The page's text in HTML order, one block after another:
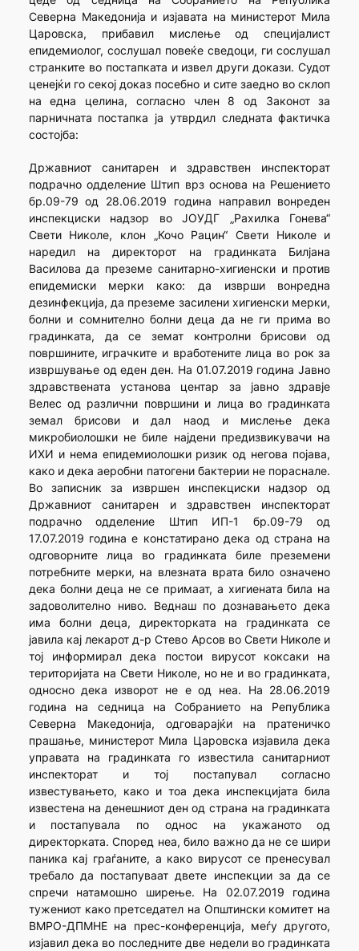
Северна Македонија и изјавата на министерот Мила
Царовска, прибавил мислење од специјалист
епидемиолог, сослушал повеќе сведоци, ги сослушал
странките во постапката и извел други докази. Судот
ценејќи го секој доказ посебно и сите заедно во склоп
на една целина, согласно член 8 од Законот за
парничната постапка ја утврдил следната фактичка
состојба:
Државниот санитарен и здравствен инспекторат
подрачно одделение Штип врз основа на Решението
бр.09-79 од 28.06.2019 година направил вонреден
инспекциски надзор во ЈОУДГ „Рахилка Гонева“
Свети Николе, клон „Кочо Рацин“ Свети Николе и
наредил на директорот на градинката Билјана
Василова да преземе санитарно-хигиенски и против
епидемиски мерки како: да изврши вонредна
дезинфекција, да преземе засилени хигиенски мерки,
болни и сомнително болни деца да не ги прима во
градинката, да се земат контролни брисови од
површините, играчките и вработените лица во рок за
извршување од еден ден. На 01.07.2019 година Јавно
здравствената установа центар за јавно здравје
Велес од различни површини и лица во градинката
земал брисови и дал наод и мислење дека
микробиолошки не биле најдени предизвикувачи на
ИХИ и нема епидемиолошки ризик од негова појава,
како и дека аеробни патогени бактерии не пораснале.
Во записник за извршен инспекциски надзор од
Државниот санитарен и здравствен инспекторат
подрачно одделение Штип ИП-1 бр.09-79 од
17.07.2019 година е констатирано дека од страна на
одговорните лица во градинката биле преземени
потребните мерки, на влезната врата било означено
дека болни деца не се примаат, а хигиената била на
задоволително ниво. Веднаш по дознавањето дека
има болни деца, директорката на градинката се
јавила кај лекарот д-р Стево Арсов во Свети Николе и
тој информирал дека постои вирусот коксаки на
територијата на Свети Николе, но не и во градинката,
односно дека изворот не е од неа. На 28.06.2019
година на седница на Собранието на Република
Северна Македонија, одговарајќи на пратеничко
прашање, министерот Мила Царовска изјавила дека
управата на градинката го известила санитарниот
инспекторат и тој постапувал согласно
известувањето, како и тоа дека инспекцијата била
известена на денешниот ден од страна на градинката
и постапувала по однос на укажаното од
директорката. Според неа, било важно да не се шири
паника кај граѓаните, а како вирусот се пренесувал
требало да постапуваат двете инспекции за да се
спречи натамошно ширење. На 02.07.2019 година
тужениот како претседател на Општински комитет на
ВМРО-ДПМНЕ на прес-конференција, меѓу другото,
изјавил дека во последните две недели во градинката